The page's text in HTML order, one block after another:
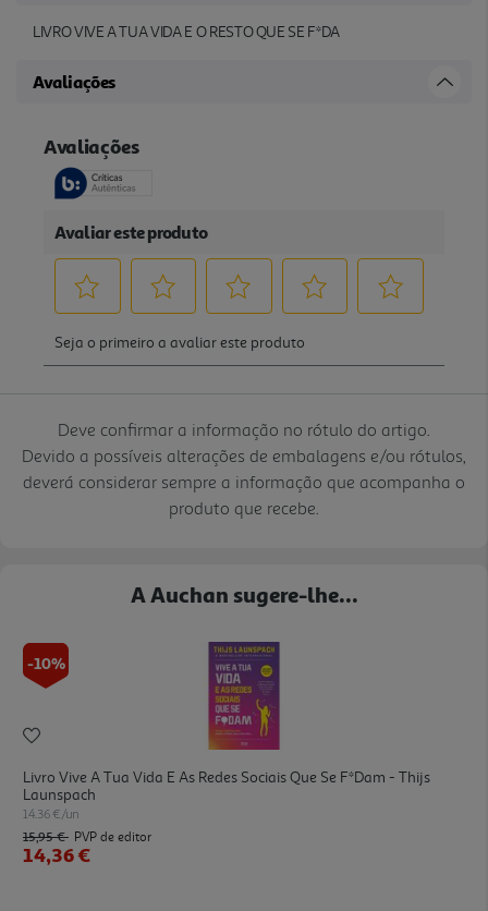
LIVRO VIVE A TUA VIDA E O RESTO QUE SE F*DA
Avaliações
Deve confirmar a informação no rótulo do artigo.
Devido a possíveis alterações de embalagens e/ou rótulos,
deverá considerar sempre a informação que acompanha o
produto que recebe.
A Auchan sugere-lhe...
-10%
Livro Vive A Tua Vida E As Redes Sociais Que Se F*dam - Thijs
Launspach
14.36 €/un
15,95 € PVP de editor
14,36 €